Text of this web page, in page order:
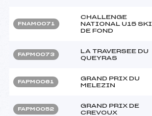
FNAM0071
CHALLENGE
NATIONAL U15 SKI
DE FOND
FAPM0073
LA TRAVERSEE DU
QUEYRAS
FAPM0061
GRAND PRIX DU
MELEZIN
FAPM0052
GRAND PRIX DE
CREVOUX